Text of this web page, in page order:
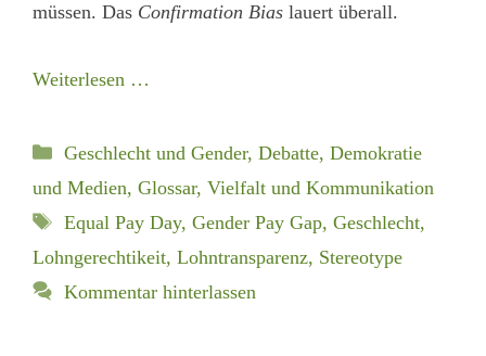
müssen. Das Confirmation Bias lauert überall.
Weiterlesen …
Kategorien
Geschlecht und Gender, Debatte, Demokratie
und Medien, Glossar, Vielfalt und Kommunikation
Schlagwörter
Equal Pay Day, Gender Pay Gap, Geschlecht,
Lohngerechtikeit, Lohntransparenz, Stereotype
Kommentar hinterlassen